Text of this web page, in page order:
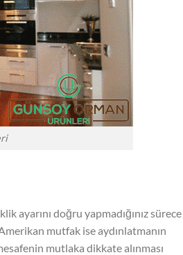
ayarını doğru yapmadığınız sürece
mutfak ise aydınlatmanın
mutlaka dikkate alınması